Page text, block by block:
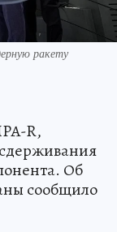
ракету
R,
Об
сообщило